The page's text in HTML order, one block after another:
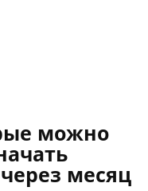
можно
месяц